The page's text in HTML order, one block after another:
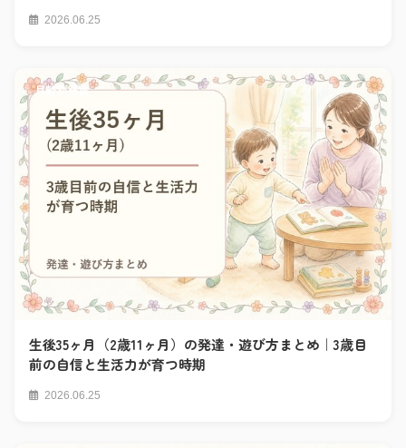
2026.06.25
月齢別発達
生後35ヶ月（2歳11ヶ月）の発達・遊び方まとめ｜3歳目
前の自信と生活力が育つ時期
2026.06.25